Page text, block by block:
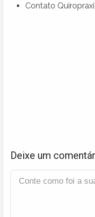
Contato
Deixe um